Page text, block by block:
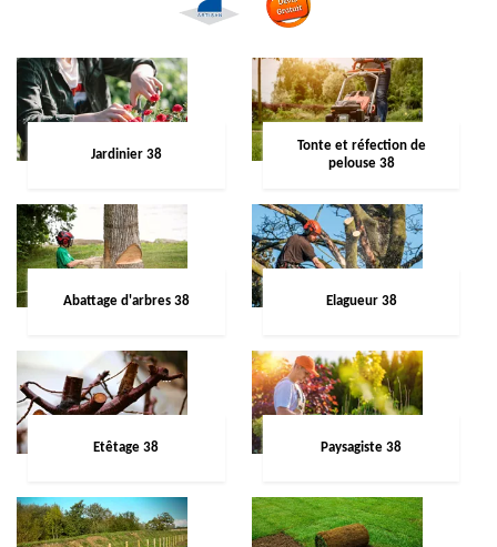
Jardinier 38
Tonte et réfection de
pelouse 38
Abattage d'arbres 38 Elagueur 38
Etêtage 38 Paysagiste 38